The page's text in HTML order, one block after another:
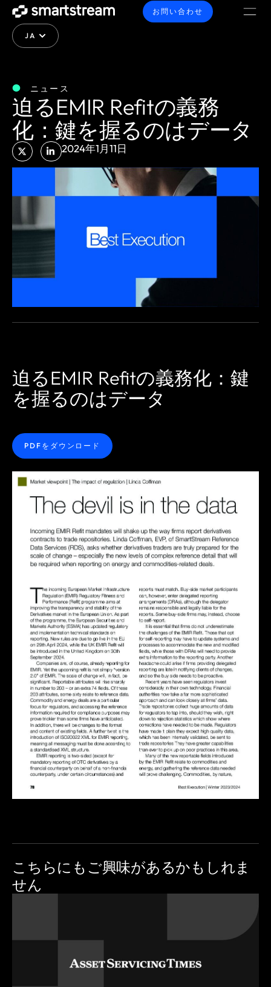
JA
お問い合わせ
ニュース
迫るEMIR Refitの義務
化：鍵を握るのはデータ
2024年1月11日
迫るEMIR Refitの義務化：鍵
を握るのはデータ
PDFをダウンロード
こちらにも ご興味があるかもしれま
せん